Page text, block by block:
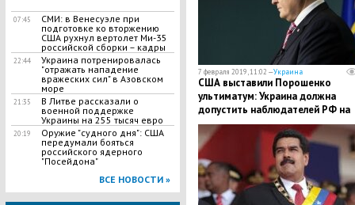
07:45
СМИ: в Венесуэле при
подготовке ко вторжению
США рухнул вертолет Ми-35
российской сборки – кадры
22:44
Украина потренировалась
"отражать нападение
вражеских сил" в Азовском
море
21:35
В Литве рассказали о
военной поддержке
Украины на 255 тысяч евро
20:19
Оружие "судного дня": США
передумали бояться
российского ядерного
"Посейдона"
ВСЕ НОВОСТИ »
7 февраля 2019, 11:02 —Украина
США выставили Порошенко
ультиматум: Украина должна
допустить наблюдателей РФ на
выборы